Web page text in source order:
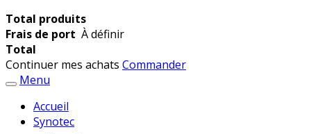
Total produits
Frais de port À définir
Total
Continuer mes achats Commander
Menu
Accueil
Synotec